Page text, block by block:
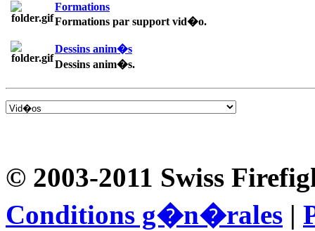
Formations
Formations par support vid�o.
Dessins anim�s
Dessins anim�s.
© 2003-2011 Swiss
Conditions g�n�rales |